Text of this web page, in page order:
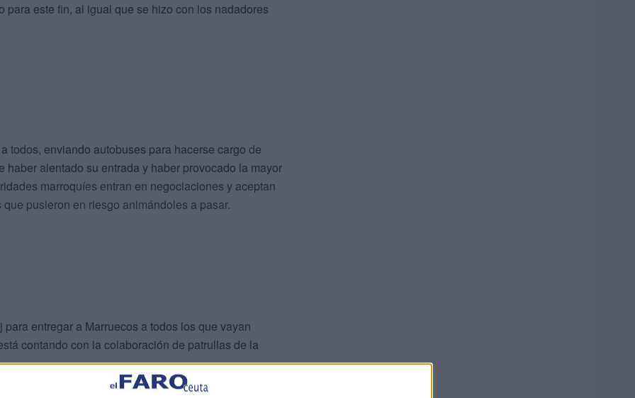
este fin, al igual que se hizo con los nadadores
todos, enviando autobuses para hacerse cargo de
alentado su entrada y haber provocado la mayor
marroquíes entran en negociaciones y aceptan
pusieron en riesgo animándoles a pasar.
entregar a Marruecos a todos los que vayan
contando con la colaboración de patrullas de la